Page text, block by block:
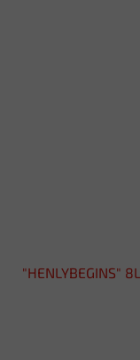
"HENLYBEGINS"